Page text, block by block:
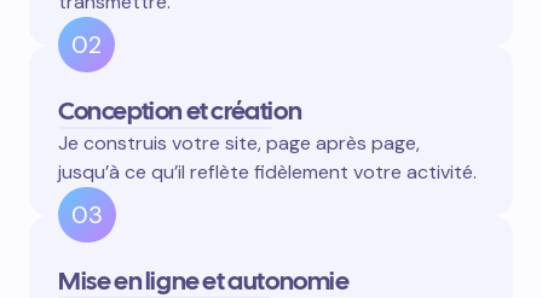
02
Conception et création
Je construis votre site, page après page,
jusqu’à ce qu’il reflète fidèlement votre activité.
03
Mise en ligne et autonomie